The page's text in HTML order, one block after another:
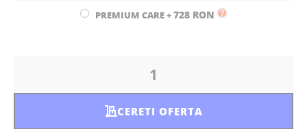
PREMIUM CARE+728 RON
CERETI OFERTA